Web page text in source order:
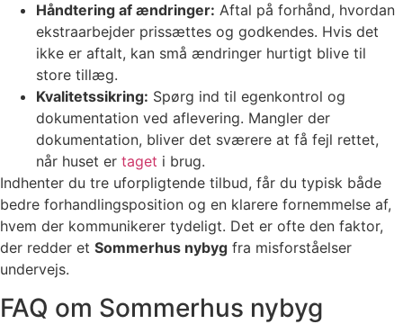
Håndtering af ændringer: Aftal på forhånd, hvordan
ekstraarbejder prissættes og godkendes. Hvis det
ikke er aftalt, kan små ændringer hurtigt blive til
store tillæg.
Kvalitetssikring: Spørg ind til egenkontrol og
dokumentation ved aflevering. Mangler der
dokumentation, bliver det sværere at få fejl rettet,
når huset er taget i brug.
Indhenter du tre uforpligtende tilbud, får du typisk både
bedre forhandlingsposition og en klarere fornemmelse af,
hvem der kommunikerer tydeligt. Det er ofte den faktor,
der redder et Sommerhus nybyg fra misforståelser
undervejs.
FAQ om Sommerhus nybyg